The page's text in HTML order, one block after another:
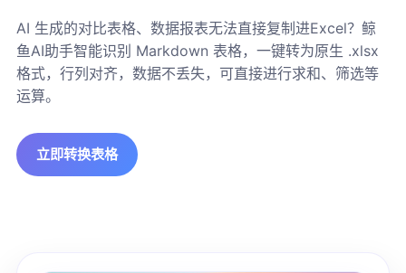
AI 生成的对比表格、数据报表无法直接复制进Excel？鲸
鱼AI助手智能识别 Markdown 表格，一键转为原生 .xlsx
格式，行列对齐，数据不丢失，可直接进行求和、筛选等
运算。
立即转换表格